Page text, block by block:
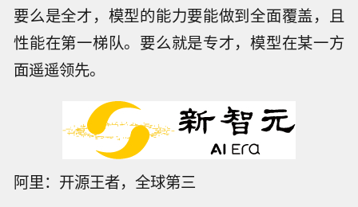
要么是全才，模型的能力要能做到全面覆盖，且
性能在第一梯队。要么就是专才，模型在某一方
面遥遥领先。
阿里：开源王者，全球第三